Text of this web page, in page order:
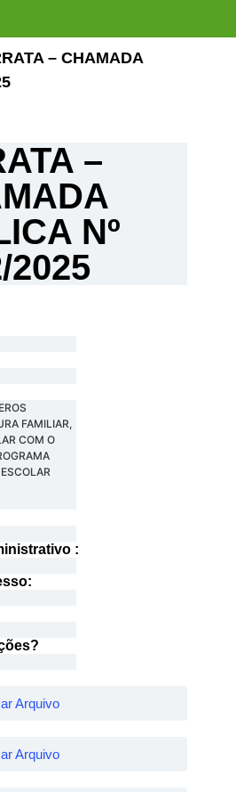
– CHAMADA
–
Nº
2025
FAMILIAR,
COM O
:
Arquivo
Arquivo